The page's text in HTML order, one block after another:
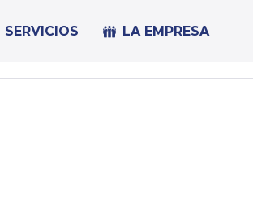
SERVICIOS LA EMPRESA